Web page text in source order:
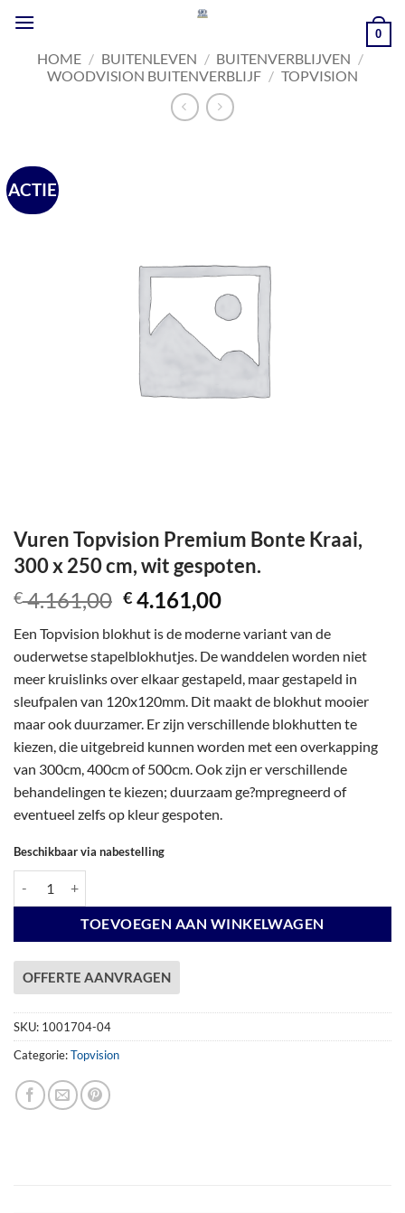
naar
inhoud
0
HOME / BUITENLEVEN / BUITENVERBLIJVEN /
WOODVISION BUITENVERBLIJF / TOPVISION
ACTIE
Vuren Topvision Premium Bonte Kraai,
300 x 250 cm, wit gespoten.
€4.161,00 Oorspronkelijke
was:
€ 4.161,00.
€ 4.161,00Huidige
is:
€ 4.161,00.
Een Topvision blokhut is de moderne variant van de
ouderwetse stapelblokhutjes. De wanddelen worden niet
meer kruislinks over elkaar gestapeld, maar gestapeld in
sleufpalen van 120x120mm. Dit maakt de blokhut mooier
maar ook duurzamer. Er zijn verschillende blokhutten te
kiezen, die uitgebreid kunnen worden met een overkapping
van 300cm, 400cm of 500cm. Ook zijn er verschillende
behandelingen te kiezen; duurzaam ge?mpregneerd of
eventueel zelfs op kleur gespoten.
Beschikbaar via nabestelling
TOEVOEGEN AAN WINKELWAGEN
OFFERTE AANVRAGEN
SKU: 1001704-04
Categorie:Topvision